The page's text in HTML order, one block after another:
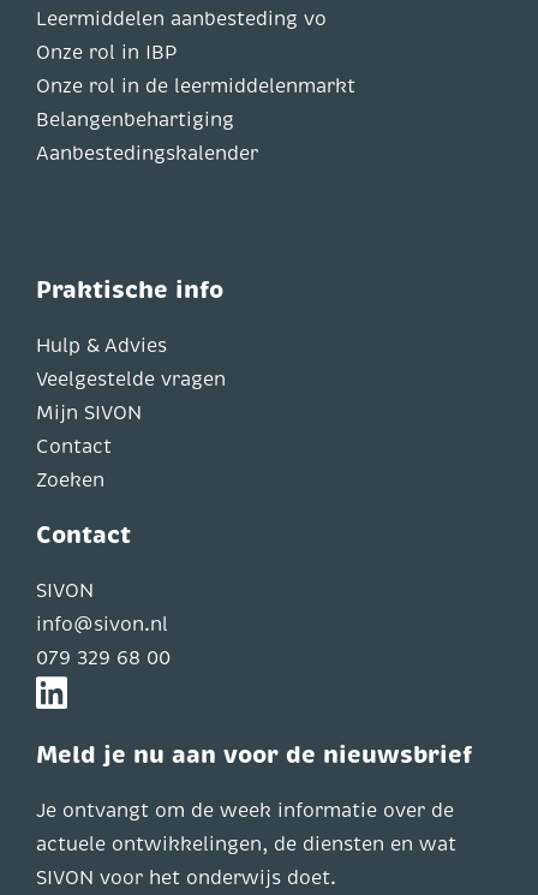
Leermiddelen aanbesteding vo
Onze rol in IBP
Onze rol in de leermiddelenmarkt
Belangenbehartiging
Aanbestedingskalender
Praktische info
Hulp & Advies
Veelgestelde vragen
Mijn SIVON
Contact
Zoeken
Contact
SIVON
info@sivon.nl
079 329 68 00
Meld je nu aan voor de nieuwsbrief
Je ontvangt om de week informatie over de
actuele ontwikkelingen, de diensten en wat
SIVON voor het onderwijs doet.